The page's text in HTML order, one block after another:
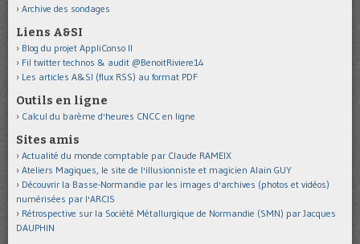
Archive des sondages
Liens A&SI
Blog du projet AppliConso II
Fil twitter technos & audit @BenoitRiviere14
Les articles A&SI (flux RSS) au format PDF
Outils en ligne
Calcul du barème d'heures CNCC en ligne
Sites amis
Actualité du monde comptable par Claude RAMEIX
Ateliers Magiques, le site de l'illusionniste et magicien Alain GUY
Découvrir la Basse-Normandie par les images d'archives (photos et vidéos)
numérisées par l'ARCIS
Rétrospective sur la Société Métallurgique de Normandie (SMN) par Jacques
DAUPHIN